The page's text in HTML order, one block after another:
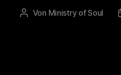
Beitragsautor
Von Ministry of Soul